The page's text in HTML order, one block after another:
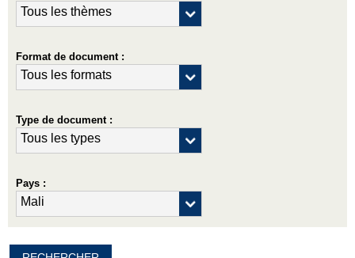
Format de document :
Type de document :
Pays :